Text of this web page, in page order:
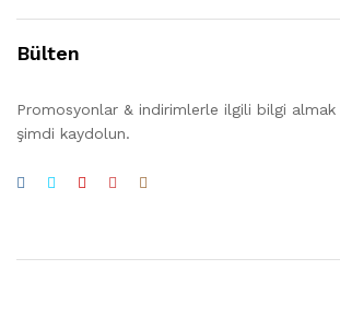
Bülten
Promosyonlar & indirimlerle ilgili bilgi
şimdi kaydolun.